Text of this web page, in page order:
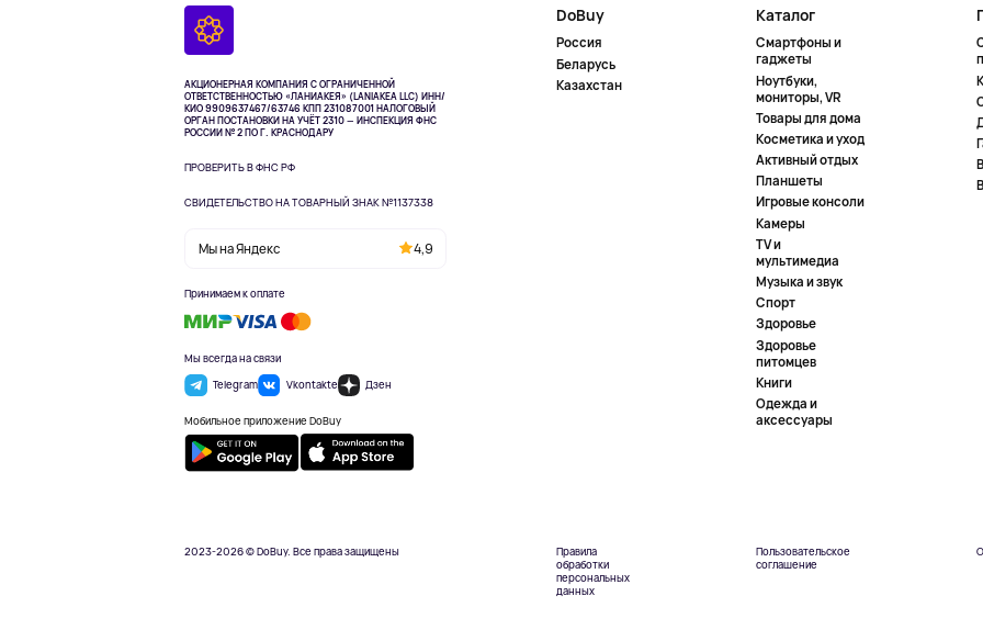
АКЦИОНЕРНАЯ КОМПАНИЯ С ОГРАНИЧЕННОЙ
ОТВЕТСТВЕННОСТЬЮ «ЛАНИАКЕЯ» (LANIAKEA LLC) ИНН/
КИО 9909637467/63746 КПП 231087001НАЛОГОВЫЙ
ОРГАН ПОСТАНОВКИ НА УЧЁТ 2310 — ИНСПЕКЦИЯ ФНС
РОССИИ № 2 ПО Г. КРАСНОДАРУ
ПРОВЕРИТЬ В ФНС РФ
СВИДЕТЕЛЬСТВО НА ТОВАРНЫЙ ЗНАК №1137338
Мы на Яндекс 4,9
Принимаем к оплате
Мы всегда на связи
Telegram
Vkontakte Дзен
Мобильное приложение DoBuy
DoBuy
Россия
Беларусь
Казахстан
Каталог
Смартфоны и
гаджеты
Ноутбуки,
мониторы, VR
Товары для дома
Косметика и уход
Активный отдых
Планшеты
Игровые консоли
Камеры
TV и
мультимедиа
Музыка и звук
Спорт
Здоровье
Здоровье
питомцев
Книги
Одежда и
аксессуары
2023-2026 © DoBuy. Все права защищены
Правила
обработки
персональных
данных
Пользовательское
соглашение